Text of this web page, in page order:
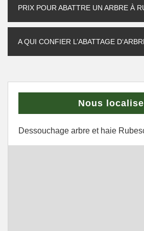
PRIX POUR ABATTRE UN ARBRE À
A QUI CONFIER L’ABATTAGE
Nous
Dessouchage arbre et haie